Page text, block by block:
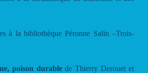
à la bibliothèque Péronne Salin –Trois-
poison durablede Thierry Derouet et